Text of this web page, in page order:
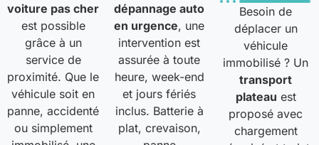
voiture pas cher
est possible
grâce à un
service de
proximité. Que le
véhicule soit en
panne, accidenté
ou simplement
dépannage auto
en urgence, une
intervention est
assurée à toute
heure, week-end
et jours fériés
inclus. Batterie à
plat, crevaison,
Besoin de
déplacer un
véhicule
immobilisé ? Un
transport
plateau est
proposé avec
chargement